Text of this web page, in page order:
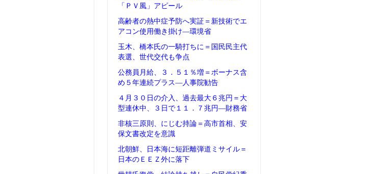
「ＰＶ風」アピール
高齢者の熱中症予防へ実証＝新技術でエ
アコン使用働き掛け―環境省
玉木、橋本氏の一騎打ちに＝国民民主代
表選、世代交代も争点
公務員月給、３．５１％増＝ボーナス含
め５年連続プラス―人事院勧告
４月３０日の介入、過去最大６兆円＝大
型連休中、３日で１１．７兆円―財務省
非核三原則、にじむ持論＝高市首相、安
保文書改定を意識
北朝鮮、日本海に短距離弾道ミサイル＝
日本のＥＥＺ外に落下